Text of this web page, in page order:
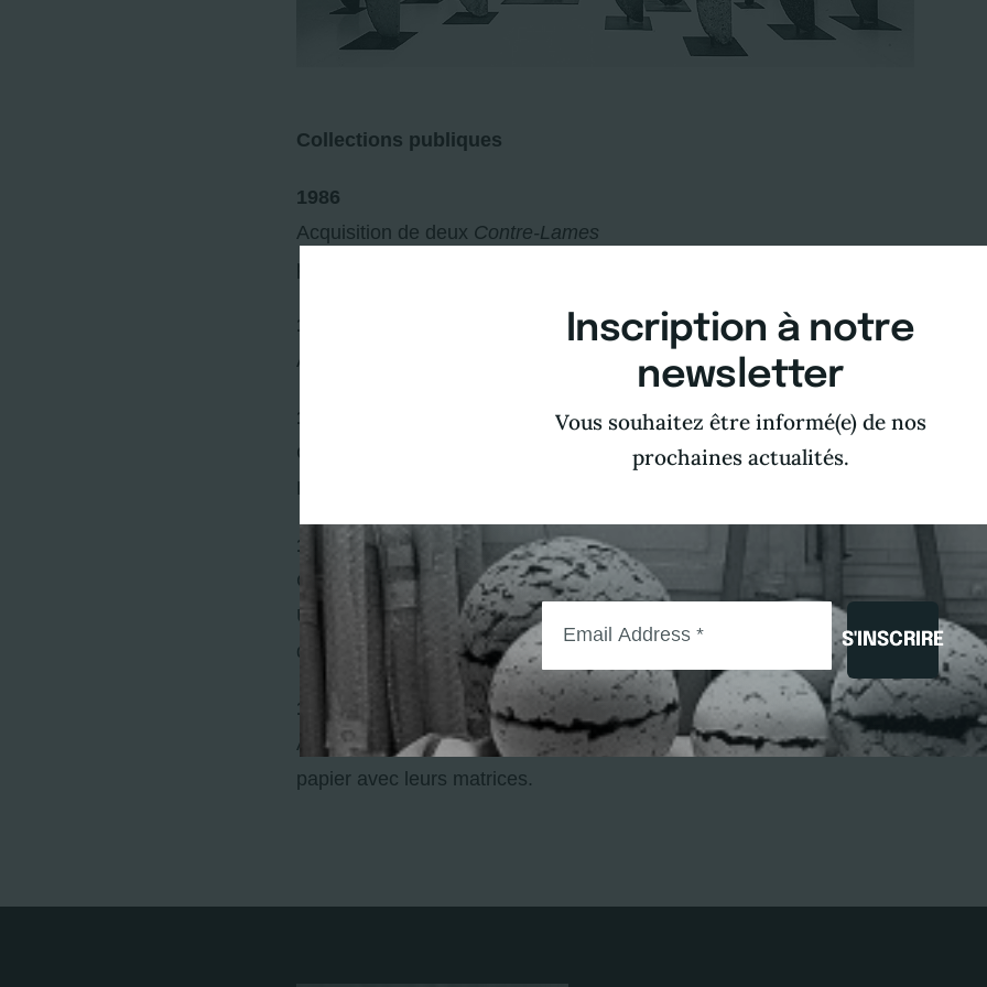
Collections publiques
1986
Acquisition de deux Contre-Lames
par la Société des Amis du Musée d’Art Moderne.
1988
Acquisition de deux
par la Société des Amis du Musée d’Art
1992
Centre Georges Pompidou
Deux
1994
Centre Georges Pompidou
Une série de 15 empreintes de ciment ou d’encre de chine sur papier,
don de l’artiste.
1996
Acquisition par la Bibliothèque nationale d’un ensemble de dix-huit empreintes
papier avec leurs matrices.
Inscription à notre
newsletter
Vous souhaitez être informé(e) de nos
prochaines actualités.
S'INSCRIRE